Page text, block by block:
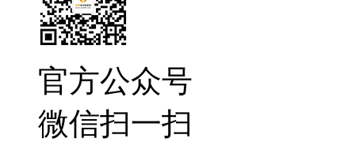
官方公众号
微信扫一扫